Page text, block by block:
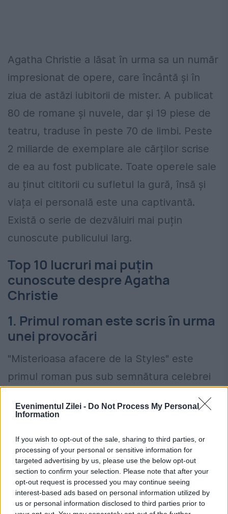
Evenimentul Zilei - Do Not Process My Personal
Information
If you wish to opt-out of the sale, sharing to third parties, or
processing of your personal or sensitive information for
targeted advertising by us, please use the below opt-out
section to confirm your selection. Please note that after your
opt-out request is processed you may continue seeing
interest-based ads based on personal information utilized by
us or personal information disclosed to third parties prior to
Agatha Christie a lăsat în urma sa un număr
impresionat de opere, care încântă și în
ziua de astăzi iubitorii de mister. A publicat
80 de romane și nuvele, dar și 19 piese de
teatru, traduse în peste 70 de limbi. Peste
2 miliarde de exemplare ale cărților scrise
de ea au fost publicate. Toate operele sale
au ținut cititorii cu sufletul la gură, însă și
viața ei personală este una captivantă.
Există o serie de dezvăluiri mai puțin
cunoscute publicului larg.
Top 10 lucruri mai puțin
cunoscute despre Agatha
Christie
1. Primul roman este scris în urma
unei provocări
"Misterioasa afacere de la Styles" este
primul roman pus sub semnătura celebrei
Poirot și ne prezintă povestea unui soldat
implicat într-o otrăvire la moșia unui
prieten. Agatha Christie a fost încă de mică
pasionată de citit și scris, însă nu a avut
niciodată curaj să scrie un roman.